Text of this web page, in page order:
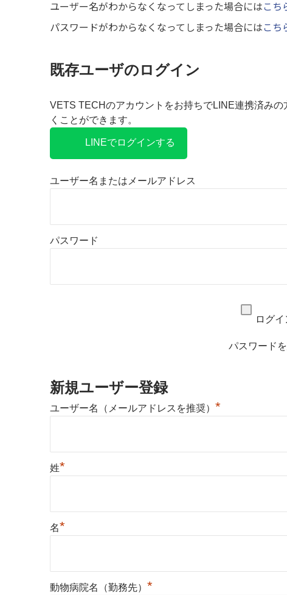
ユーザー名がわからなくなってしまった場合にはこち
パスワードがわからなくなってしまった場合にはこち
VETS TECHのアカウントをお持ちでLINE連携済み
くことができます。
LINEでログインする
既存ユーザのログイン
ユーザー名またはメールアドレス
パスワード
ログ
パスワード
新規ユーザー登録
ユーザー名（メールアドレスを推奨） *
姓*
名*
動物病院名（勤務先） *